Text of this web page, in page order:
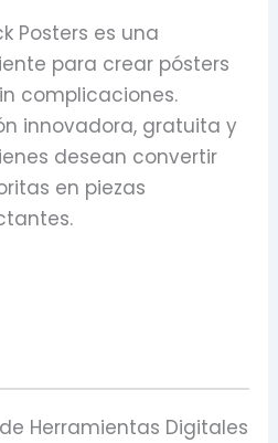
Posters es una
para crear pósters
complicaciones.
innovadora, gratuita y
desean convertir
en piezas
Herramientas Digitales